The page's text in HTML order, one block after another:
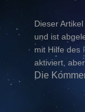
Dieser
und ist
mit Hilfe des
aktiviert,
Die